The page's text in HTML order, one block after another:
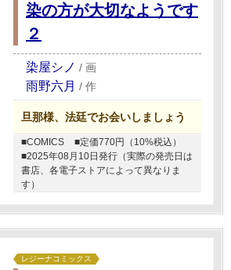
染の方が大切なようです
２
染屋シノ / 画
雨野六月 / 作
旦那様、法廷でお会いしましょう
■COMICS
■定価770円（10%税込）
■2025年08月10日発行（実際の発売日は
書店、各電子ストアによって異なりま
す）
レジーナコミックス